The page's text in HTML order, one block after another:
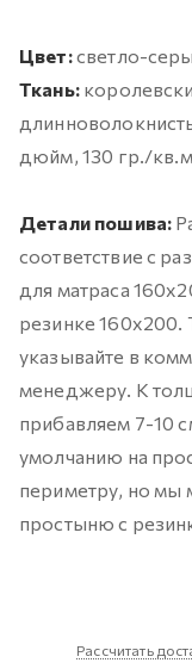
Цвет:светло-
Ткань:
дюйм, 130 гр./
Детали пошива:
соответствие с
для матраса
резинке 160х200.
указывайте в
менеджеру. К
прибавляем 7-10
умолчанию на
периметру, но мы
простыню с
Рассчитать